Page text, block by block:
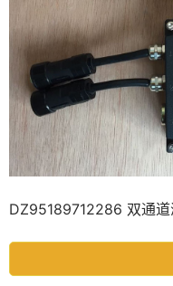
DZ95189712286 双通